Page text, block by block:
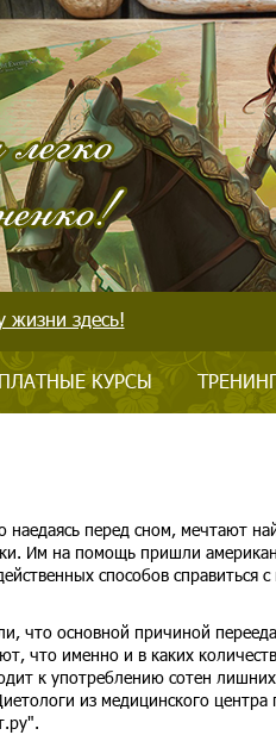
жизни здесь!
КУРСЫ
перед сном, мечтают
Им на помощь пришли
способов справиться
что основной причиной
что именно и в каких
к употреблению сотен
из медицинского центра